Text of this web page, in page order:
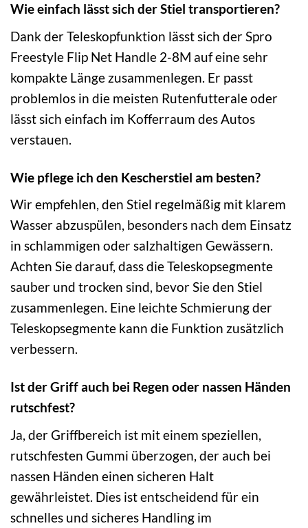
Wie einfach lässt sich der Stiel transportieren?
Dank der Teleskopfunktion lässt sich der Spro
Freestyle Flip Net Handle 2-8M auf eine sehr
kompakte Länge zusammenlegen. Er passt
problemlos in die meisten Rutenfutterale oder
lässt sich einfach im Kofferraum des Autos
verstauen.
Wie pflege ich den Kescherstiel am besten?
Wir empfehlen, den Stiel regelmäßig mit klarem
Wasser abzuspülen, besonders nach dem Einsatz
in schlammigen oder salzhaltigen Gewässern.
Achten Sie darauf, dass die Teleskopsegmente
sauber und trocken sind, bevor Sie den Stiel
zusammenlegen. Eine leichte Schmierung der
Teleskopsegmente kann die Funktion zusätzlich
verbessern.
Ist der Griff auch bei Regen oder nassen Händen
rutschfest?
Ja, der Griffbereich ist mit einem speziellen,
rutschfesten Gummi überzogen, der auch bei
nassen Händen einen sicheren Halt
gewährleistet. Dies ist entscheidend für ein
schnelles und sicheres Handling im